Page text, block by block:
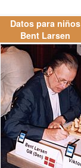
Datos para niños
Bent Larsen